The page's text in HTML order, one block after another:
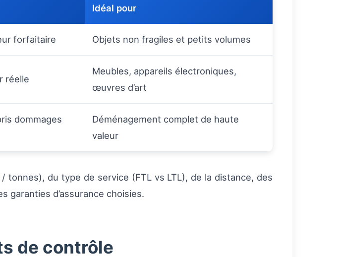
Idéal pour
forfaitaire Objets non fragiles et petits volumes
réelle
Meubles, appareils électroniques,
œuvres d’art
dommages
Déménagement complet de haute
valeur
du type de service (FTL vs LTL), de la distance, des
garanties d’assurance choisies.
de contrôle